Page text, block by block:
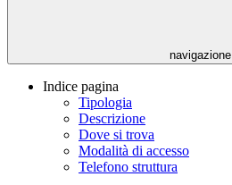
navigazione
Indice pagina
Tipologia
Descrizione
Dove si trova
Modalità di accesso
Telefono struttura